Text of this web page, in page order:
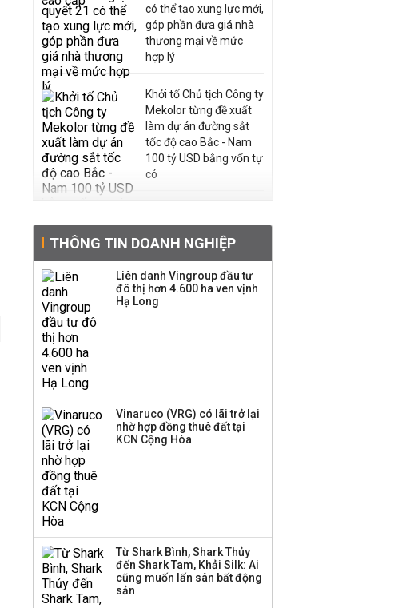
có thể tạo xung lực mới,
góp phần đưa giá nhà
thương mại về mức
hợp lý
Khởi tố Chủ tịch Công ty
Mekolor từng đề xuất
làm dự án đường sắt
tốc độ cao Bắc - Nam
100 tỷ USD bằng vốn tự
có
thường, dự kiến điều
chỉnh kế hoạch kinh
doanh 2026
Kinh Bắc dự kiến cho
drone và trừng phạt
doanh nghiệp Mỹ
Sacombank phát hành
ba đợt trái phiếu thu về
THÔNG TIN DOANH NGHIỆP
Liên danh Vingroup đầu tư
đô thị hơn 4.600 ha ven vịnh
Hạ Long
Vinaruco (VRG) có lãi trở lại
nhờ hợp đồng thuê đất tại
KCN Cộng Hòa
Từ Shark Bình, Shark Thủy
đến Shark Tam, Khải Silk: Ai
cũng muốn lấn sân bất động
sản